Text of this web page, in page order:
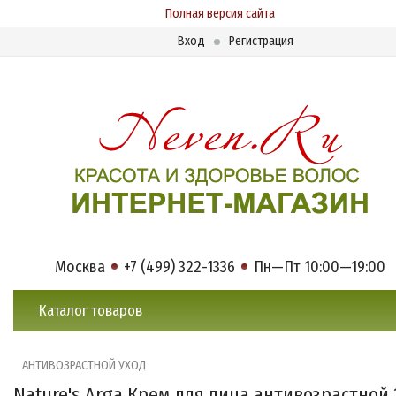
Полная версия сайта
Вход
Регистрация
Москва +7 (499) 322-1336 Пн—Пт 10:00—19:00
Каталог товаров
АНТИВОЗРАСТНОЙ УХОД